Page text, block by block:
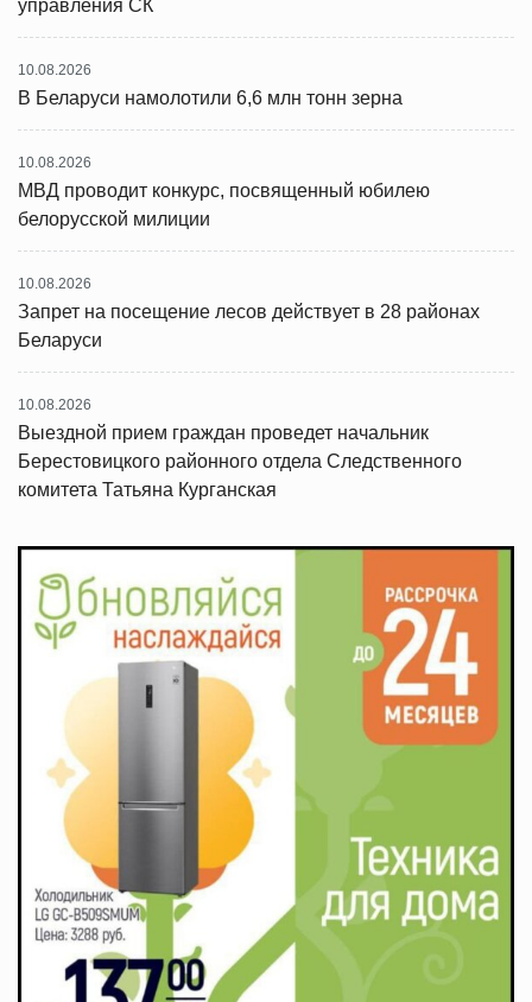
управления СК
10.08.2026
В Беларуси намолотили 6,6 млн тонн зерна
10.08.2026
МВД проводит конкурс, посвященный юбилею
белорусской милиции
10.08.2026
Запрет на посещение лесов действует в 28 районах
Беларуси
10.08.2026
Выездной прием граждан проведет начальник
Берестовицкого районного отдела Следственного
комитета Татьяна Курганская